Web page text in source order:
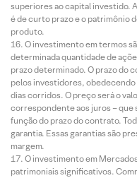
superiores ao capital investido.
é de curto prazo e o patrimônio
produto.
O investimento em termos
determinada quantidade de
prazo determinado. O prazo do
pelos investidores, obedecendo
dias corridos. O preço será o
correspondente aos juros – que
função do prazo do contrato.
garantia. Essas garantias são
margem.
O investimento em
patrimoniais significativos.